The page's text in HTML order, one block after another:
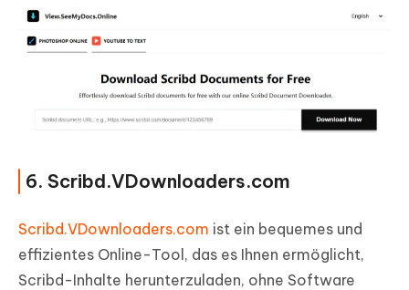
6. Scribd.VDownloaders.com
Scribd.VDownloaders.com ist ein bequemes und
effizientes Online-Tool, das es Ihnen ermöglicht,
Scribd-Inhalte herunterzuladen, ohne Software